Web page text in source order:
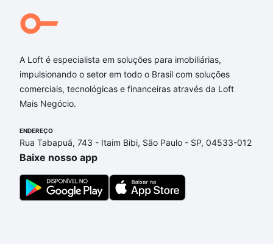
Qual o preço de Imóveis à venda em andre
cavalcanti - Gutierrez, Belo Horizonte, MG?
Aqui na Loft temos a oferta ideal para você, com
Imóveis à venda em andre cavalcanti - Gutierrez,
Belo Horizonte, MG que custam a partir de R$ 0 e
com nossas opções de financiamento imobiliário as
ainda tem alguma dúvida dos custos envolvidos no
processo de compra, veja em nosso portal quanto
custa comprar um apartamento
gente para comprar o imóvel dos seus sonhos com
segurança e conforto. Loft, com você até as
A Loft é especialista em soluções para imobiliárias,
impulsionando o setor em todo o Brasil com soluções
comerciais, tecnológicas e financeiras através da Loft
Mais Negócio.
ENDEREÇO
Rua Tabapuã, 743 - Itaim Bibi, São Paulo - SP, 04533-012
Baixe nosso app